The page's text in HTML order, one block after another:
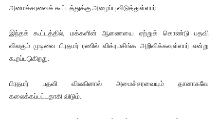
இளையராஜா – கமல் அவசர சந்திப்பு (படங்கள், விடியோ)
32 CM விநோத கன்றுக்குட்டி! (வீடியோ)
அமைச்சரவைக் கூட்டத்துக்கு அழைப்பு விடுத்துள்ளார்.
இந்தக் கூட்டத்தில், மக்களின் ஆணையை ஏற்றுக் கொண்டு பதவி
விலகும் முடிவை பிரதமர் ரணில் விக்ரமசிங்க அறிவிக்கவுள்ளார் என்று
கூறப்படுகிறது.
பிரதமர் பதவி விலகினால் அமைச்சரவையும் தானாகவே
கலைக்கப்பட்டதாகி விடும்.